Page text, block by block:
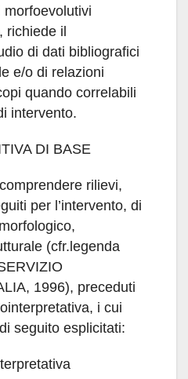
richiede il
di dati bibliografici
e/o di relazioni
quando correlabili
intervento.
DI BASE
rilievi,
per l’intervento, di
(cfr.legenda
1996), preceduti
i cui
seguito esplicitati: